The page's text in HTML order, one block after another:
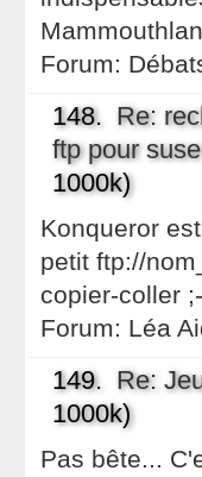
Forum:
148. Re:
ftp pour suse
1000k)
Konqueror
petit ftp://
copier-coller
Forum: Léa
149. Re:
1000k)
Pas bête...